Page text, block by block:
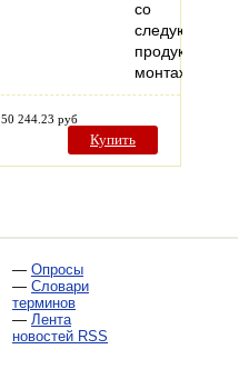
со
следующей
продукцией:
монтаж…
50 244.23 руб
Купить
— Опросы
— Словари
терминов
— Лента
новостей RSS